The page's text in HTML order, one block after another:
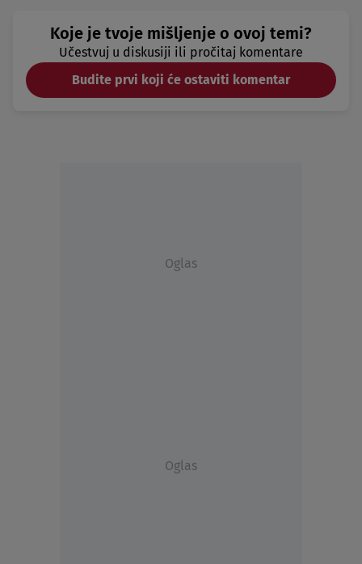
Koje je tvoje mišljenje o ovoj temi?
Učestvuj u diskusiji ili pročitaj komentare
Budite prvi koji će ostaviti komentar
Oglas
Oglas